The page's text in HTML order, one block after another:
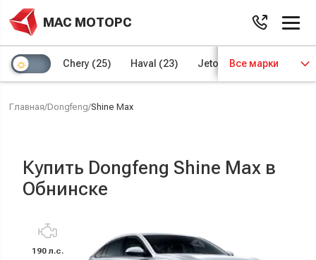
МАС МОТОРС
Chery (25) Haval (23) Jetour (8) Kaiyi (4)
Все марки
Главная/Dongfeng/Shine Max
Купить Dongfeng Shine Max в
Обнинске
190 л.с.